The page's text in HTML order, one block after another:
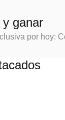
y ganar
por hoy: